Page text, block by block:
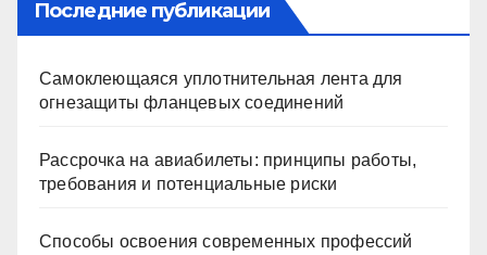
Последние публикации
Самоклеющаяся уплотнительная лента для
огнезащиты фланцевых соединений
Рассрочка на авиабилеты: принципы работы,
требования и потенциальные риски
Способы освоения современных профессий